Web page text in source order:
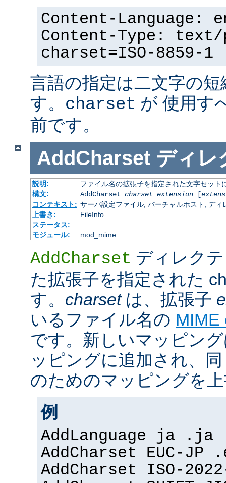
Content-Language:
Content-Type:
charset=ISO-8859-1
言語の指定は二文字の
す。 charset が 使用す
前です。
AddCharset ディレ
説明:
ファイル名の拡張子を指定された文字セット
構文:
AddCharset charset extension[
コンテキスト: サーバ設定ファイル, バーチャルホスト, ディ
上書き:
FileInfo
ステータス:
モジュール:
mod_mime
AddCharset ディレク
た拡張子を指定された
す。 charsetは、拡張子
いるファイル名の MIME
です。新しいマッピン
ッピングに追加され、
のためのマッピングを
例
AddLanguage ja .ja
AddCharset EUC-JP
AddCharset ISO-